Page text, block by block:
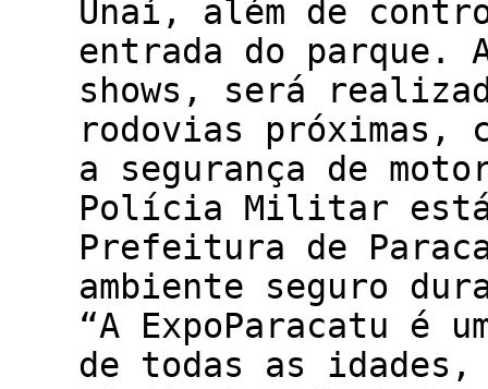
Unaí, além de
entrada do parque.
shows, será
rodovias próximas,
a segurança de
Polícia Militar está
Prefeitura de
ambiente seguro
“A ExpoParacatu é
de todas as